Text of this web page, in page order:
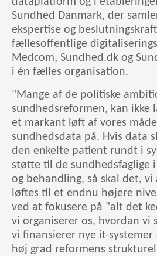
Sundhed Danmark, der
ekspertise og
fællesoffentlige
Medcom, Sundhed.dk og
i én fælles organisation.
"Mange af de politiske
sundhedsreformen, kan ikke
et markant løft af vores
sundhedsdata på. Hvis data
den enkelte patient rundt i
støtte til de sundhedsfaglige
og behandling, så skal det,
løftes til et endnu højere
ved at fokusere på "alt det
vi organiserer os, hvordan vi
vi finansierer nye it-systemer
høj grad reformens